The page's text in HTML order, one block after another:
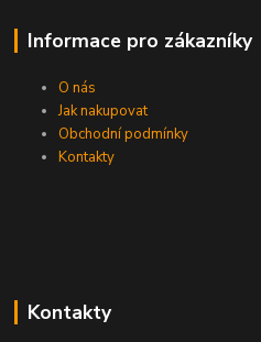
Informace pro zákazníky
O nás
Jak nakupovat
Obchodní podmínky
Kontakty
Kontakty